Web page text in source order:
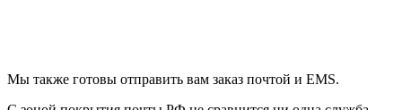
Мы также готовы отправить вам заказ почтой и EMS.